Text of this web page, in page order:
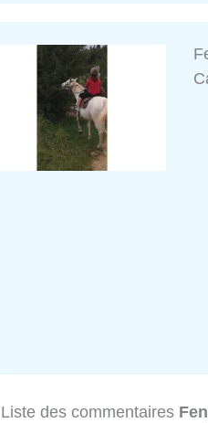
Liste des commentaires